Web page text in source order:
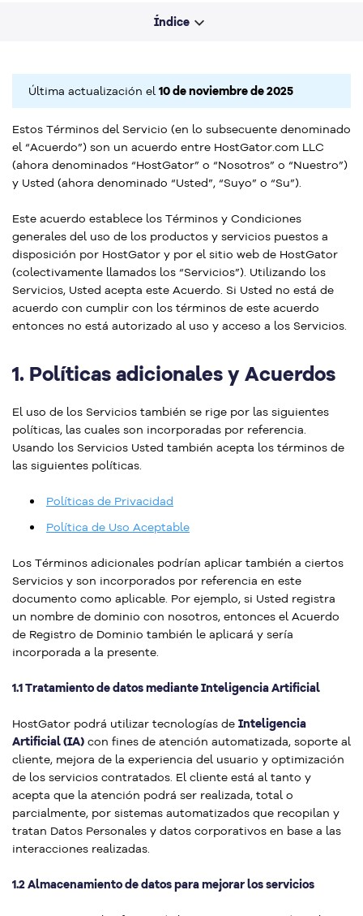
Última actualización el 10 de noviembre de 2025
Estos Términos del Servicio (en lo subsecuente denominado
el “Acuerdo”) son un acuerdo entre HostGator.com LLC
(ahora denominados “HostGator” o “Nosotros” o “Nuestro”)
y Usted (ahora denominado “Usted”, “Suyo” o “Su”).
Este acuerdo establece los Términos y Condiciones
generales del uso de los productos y servicios puestos a
disposición por HostGator y por el sitio web de HostGator
(colectivamente llamados los “Servicios”). Utilizando los
Servicios, Usted acepta este Acuerdo. Si Usted no está de
acuerdo con cumplir con los términos de este acuerdo
entonces no está autorizado al uso y acceso a los Servicios.
1. Políticas adicionales y Acuerdos
El uso de los Servicios también se rige por las siguientes
políticas, las cuales son incorporadas por referencia.
Usando los Servicios Usted también acepta los términos de
las siguientes políticas.
Políticas de Privacidad
Política de Uso Aceptable
Los Términos adicionales podrían aplicar también a ciertos
Servicios y son incorporados por referencia en este
documento como aplicable. Por ejemplo, si Usted registra
un nombre de dominio con nosotros, entonces el Acuerdo
de Registro de Dominio también le aplicará y sería
incorporada a la presente.
1.1 Tratamiento de datos mediante Inteligencia Artificial
HostGator podrá utilizar tecnologías de Inteligencia
Artificial (IA) con fines de atención automatizada, soporte al
cliente, mejora de la experiencia del usuario y optimización
de los servicios contratados. El cliente está al tanto y
acepta que la atención podrá ser realizada, total o
parcialmente, por sistemas automatizados que recopilan y
tratan Datos Personales y datos corporativos en base a las
interacciones realizadas.
1.2 Almacenamiento de datos para mejorar los servicios
Índice